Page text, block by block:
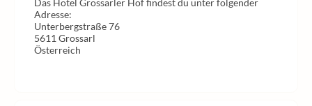
Das Hotel Grossarler Hof findest du unter folgender
Adresse:
Unterbergstraße 76
5611 Grossarl
Österreich